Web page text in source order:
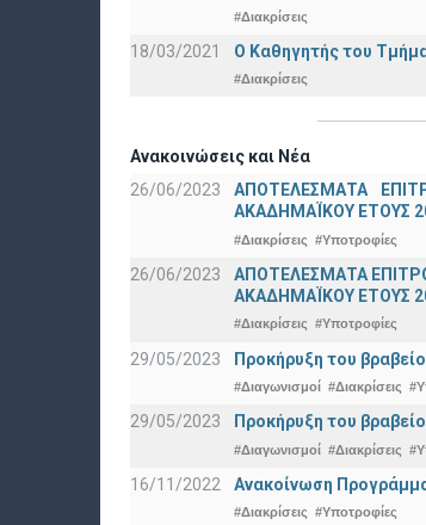
#Διακρίσεις
18/03/2021 Ο Καθηγητής του
#Διακρίσεις
Ανακοινώσεις και Νέα
26/06/2023
ΑΠΟΤΕΛΕΣΜΑΤΑ
ΑΚΑΔΗΜΑΪΚΟΥ ΕΤΟΥΣ
#Διακρίσεις #Υποτροφίες
26/06/2023
ΑΠΟΤΕΛΕΣΜΑΤΑ
ΑΚΑΔΗΜΑΪΚΟΥ ΕΤΟΥΣ
#Διακρίσεις #Υποτροφίες
29/05/2023 Προκήρυξη του
#Διαγωνισμοί #Διακρίσεις
29/05/2023 Προκήρυξη του
#Διαγωνισμοί #Διακρίσεις
16/11/2022 Ανακοίνωση
#Διακρίσεις #Υποτροφίες